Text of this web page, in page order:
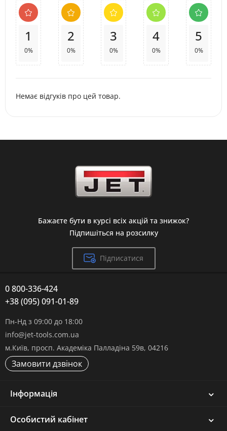
1
0%
2
0%
3
0%
4
0%
5
0%
Немає відгуків про цей товар.
Бажаєте бути в курсі всіх акцій та знижок?
Підпишіться на розсилку
Підписатися
0 800-336-424
+38 (095) 091-01-89
Пн-Нд з 09:00 до 18:00
info@jet-tools.com.ua
м.Київ, просп. Академіка Палладіна 59в, 04216
Замовити дзвінок
Інформація
Особистий кабінет